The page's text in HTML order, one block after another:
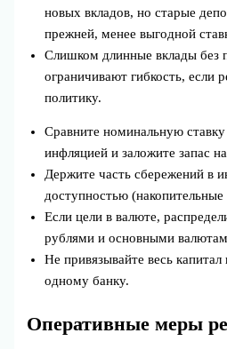
новых вкладов, но старые
прежней, менее выгодной
Слишком длинные вклады без
ограничивают гибкость, если
политику.
Сравните номинальную
инфляцией и заложите запас
Держите часть сбережений в
доступностью (накопительные
Если цели в валюте,
рублями и основными
Не привязывайте весь
одному банку.
Оперативные меры